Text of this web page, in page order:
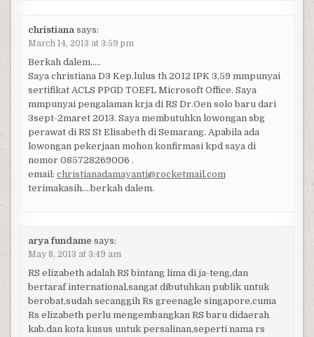
christiana says:
March 14, 2013 at 3:59 pm
Berkah dalem…..
Saya christiana D3 Kep.lulus th 2012 IPK 3,59 mmpunyai
sertifikat ACLS PPGD TOEFL Microsoft Office. Saya
mmpunyai pengalaman krja di RS Dr.Oen solo baru dari
3sept-2maret 2013. Saya membutuhkn lowongan sbg
perawat di RS St Elisabeth di Semarang. Apabila ada
lowongan pekerjaan mohon konfirmasi kpd saya di
nomor 085728269006 .
email: christianadamayanti@rocketmail.com
terimakasih….berkah dalem.
arya fundame says:
May 8, 2013 at 3:49 am
RS elizabeth adalah RS bintang lima di ja-teng,dan
bertaraf international,sangat dibutuhkan publik untuk
berobat,sudah secanggih Rs greenagle singapore,cuma
Rs elizabeth perlu mengembangkan RS baru didaerah
kab.dan kota kusus untuk persalinan,seperti nama rs